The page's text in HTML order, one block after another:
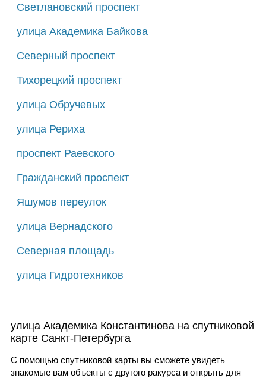
Светлановский проспект
улица Академика Байкова
Северный проспект
Тихорецкий проспект
улица Обручевых
улица Рериха
проспект Раевского
Гражданский проспект
Яшумов переулок
улица Вернадского
Северная площадь
улица Гидротехников
улица Академика Константинова на спутниковой
карте Санкт-Петербурга
С помощью спутниковой карты вы сможете увидеть
знакомые вам объекты с другого ракурса и открыть для